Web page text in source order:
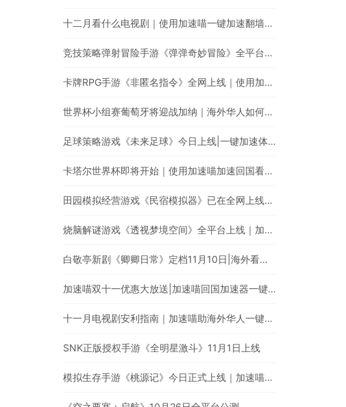
十二月看什么电视剧｜使用加速喵一键加速翻墙回国看剧
竞技策略弹射冒险手游《弹弹奇妙冒险》全平台上线｜如何使用加速喵玩国服手游
卡牌RPG手游《非匿名指令》全网上线｜使用加速喵提升游戏体验
世界杯小组赛葡萄牙将迎战加纳｜海外华人如何在央视频观看C罗首秀直播？
足球策略游戏《未来足球》今日上线|一键加速体验足球巨星高能瞬间
卡塔尔世界杯即将开始｜使用加速喵加速回国看中文体育直播
田园模拟经营游戏《民宿模拟器》已在全网上线｜使用加速喵一键加速国服手游
烧脑解谜游戏《透视梦境空间》全平台上线｜加速喵一键加速国服游戏
白敬亭新剧《卿卿日常》定档11月10日|海外看爱奇艺电视剧有地区限制怎么办?
加速喵双十一优惠大放送|加速喵回国加速器一键加速翻墙回国
十一月电视剧安利指南｜加速喵助海外华人一键穿梭翻墙回国追剧
SNK正版授权手游《全明星激斗》11月1日上线
模拟生存手游《桃源记》今日正式上线｜加速喵加速国服游戏全网最快